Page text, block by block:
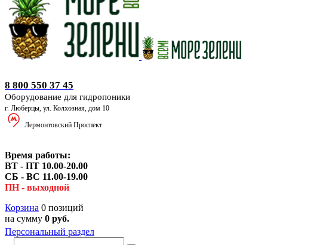
8 800 550 37 45
Оборудование для гидропоники
г. Люберцы, ул. Колхозная, дом 10
Лермонтовский Проспект
Время работы:
ВТ - ПТ 10.00-20.00
СБ - ВС 11.00-19.00
ПН - выходной
Корзина 0 позиций
на сумму 0 руб.
Персональный раздел